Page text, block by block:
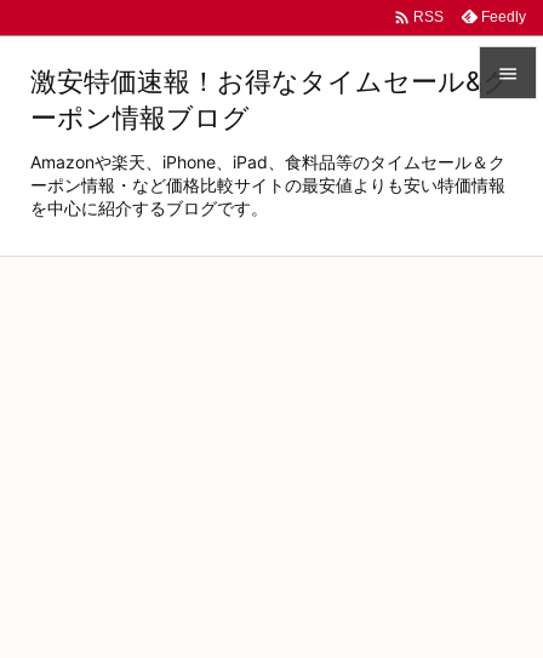



 RSS Feedly
激安特価速報！お得なタイムセール&ク
ーポン情報ブログ
Amazonや楽天、iPhone、iPad、食料品等のタイムセール＆ク
ーポン情報・など価格比較サイトの最安値よりも安い特価情報
を中心に紹介するブログです。